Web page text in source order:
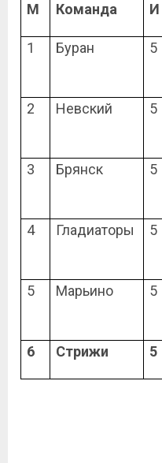
М Команда И
1 Буран 5
2 Невский 5
3 Брянск 5
4 Гладиаторы 5
5 Марьино 5
6 Стрижи 5